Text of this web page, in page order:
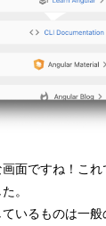
面ですね！こ
。
いるものは一